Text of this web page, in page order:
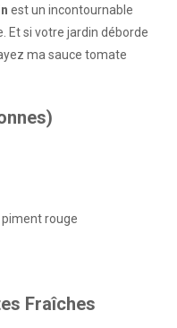
est un incontournable
Et si votre jardin déborde
ma sauce tomate
rouge
Fraîches